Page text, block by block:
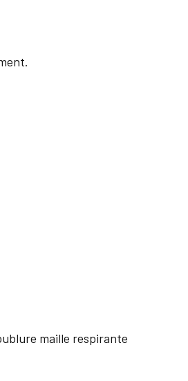
maille respirante